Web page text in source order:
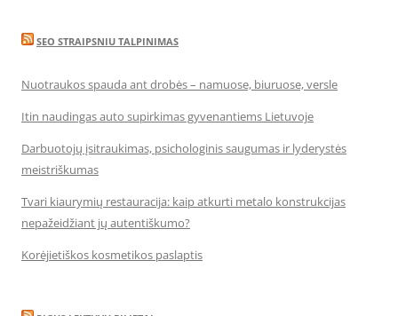
SEO STRAIPSNIU TALPINIMAS
Nuotraukos spauda ant drobės – namuose, biuruose, versle
Itin naudingas auto supirkimas gyvenantiems Lietuvoje
Darbuotojų įsitraukimas, psichologinis saugumas ir lyderystės
meistriškumas
Tvari kiaurymių restauracija: kaip atkurti metalo konstrukcijas
nepažeidžiant jų autentiškumo?
Korėjietiškos kosmetikos paslaptis